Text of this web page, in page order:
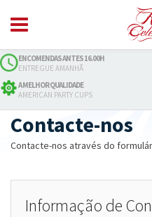
ENCOMENDAS ANTES 16.00H
ENTREGUE AMANHÃ
A MELHOR QUALIDADE
AMERICAN PARTY CUPS
Contacte-nos
Contacte-nos através do
Informação de